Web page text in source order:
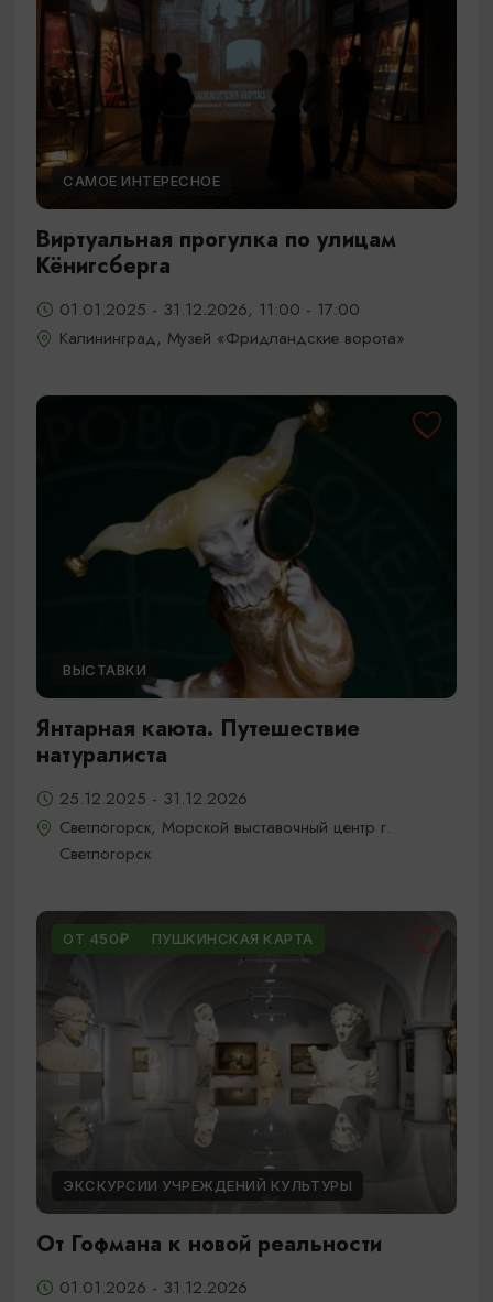
САМОЕ ИНТЕРЕСНОЕ
Виртуальная прогулка по улицам
Кёнигсберга
01.01.2025 - 31.12.2026, 11:00 - 17:00
Калининград, Музей «Фридландские ворота»
ВЫСТАВКИ
Янтарная каюта. Путешествие
натуралиста
25.12.2025 - 31.12.2026
Светлогорск, Морской выставочный центр г.
Светлогорск
ОТ 450₽ ПУШКИНСКАЯ КАРТА
ЭКСКУРСИИ УЧРЕЖДЕНИЙ КУЛЬТУРЫ
От Гофмана к новой реальности
01.01.2026 - 31.12.2026